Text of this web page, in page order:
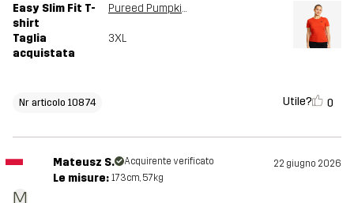
Easy Slim Fit T-
shirt
Pureed Pumpkin
Taglia
acquistata
3XL
Nr articolo 10874 Utile? 0
Mateusz S. Acquirente verificato 22 giugno 2026
Le misure: 173cm, 57kg